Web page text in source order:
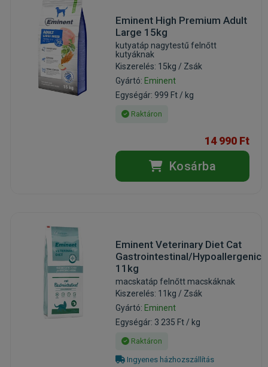
Eminent High Premium Adult
Large 15kg
kutyatáp nagytestű felnőtt
kutyáknak
Kiszerelés: 15kg / Zsák
Gyártó: Eminent
Egységár: 999 Ft / kg
Raktáron
14 990 Ft
Kosárba
Eminent Veterinary Diet Cat
Gastrointestinal/Hypoallergenic
11kg
macskatáp felnőtt macskáknak
Kiszerelés: 11kg / Zsák
Gyártó: Eminent
Egységár: 3 235 Ft / kg
Raktáron
Ingyenes házhozszállítás